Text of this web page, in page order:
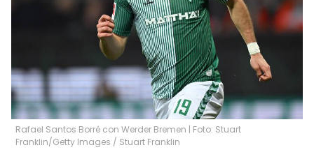
Rafael Santos Borré con Werder Bremen | Foto: Stuart
Franklin/Getty Images / Stuart Franklin